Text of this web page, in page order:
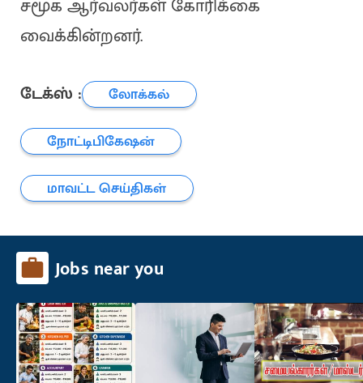
சமூக ஆர்வலர்கள் கோரிக்கை
வைக்கின்றனர்.
டேக்ஸ் :
லோக்கல்
நோட்டிபிகேஷன்
மாவட்ட செய்திகள்
Jobs near you